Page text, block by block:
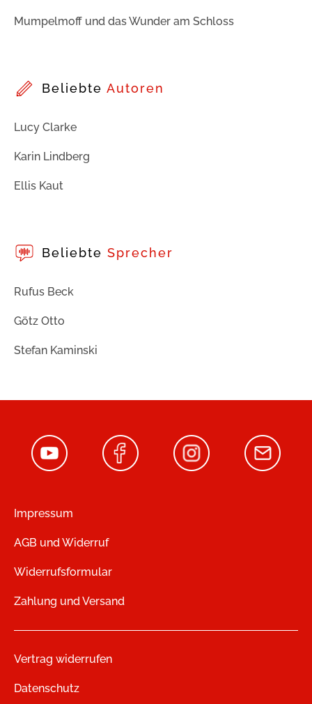
Mumpelmoff und das Wunder am Schloss
Beliebte Autoren
Lucy Clarke
Karin Lindberg
Ellis Kaut
Beliebte Sprecher
Rufus Beck
Götz Otto
Stefan Kaminski
Impressum
AGB und Widerruf
Widerrufsformular
Zahlung und Versand
Vertrag widerrufen
Datenschutz